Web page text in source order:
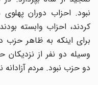
نبود. احزاب دوران پهلوی
کردند، احزاب وابسته
برای اینکه به ظاهر حزب
وسیله دو نفر از
دو حزب نبود. مردم آزادانه